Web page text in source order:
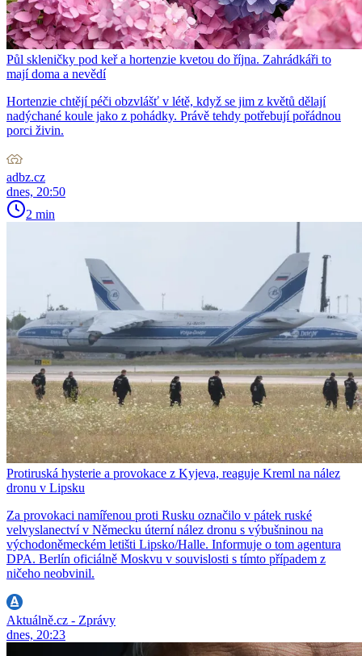
Půl skleničky pod keř a hortenzie kvetou do října. Zahrádkáři to
mají doma a nevědí
Hortenzie chtějí péči obzvlášť v létě, když se jim z květů dělají
nadýchané koule jako z pohádky. Právě tehdy potřebují pořádnou
porci živin.
adbz.cz
dnes, 20:50
2 min
Protiruská hysterie a provokace z Kyjeva, reaguje Kreml na nález
dronu v Lipsku
Za provokaci namířenou proti Rusku označilo v pátek ruské
velvyslanectví v Německu úterní nález dronu s výbušninou na
východoněmeckém letišti Lipsko/Halle. Informuje o tom agentura
DPA. Berlín oficiálně Moskvu v souvislosti s tímto případem z
ničeho neobvinil.
Aktuálně.cz - Zprávy
dnes, 20:23